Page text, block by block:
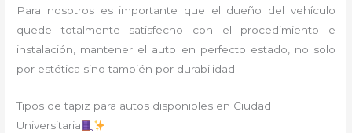
Para nosotros es importante que el dueño del vehículo
quede totalmente satisfecho con el procedimiento e
instalación, mantener el auto en perfecto estado, no solo
por estética sino también por durabilidad.
Tipos de tapiz para autos disponibles en Ciudad
Universitaria